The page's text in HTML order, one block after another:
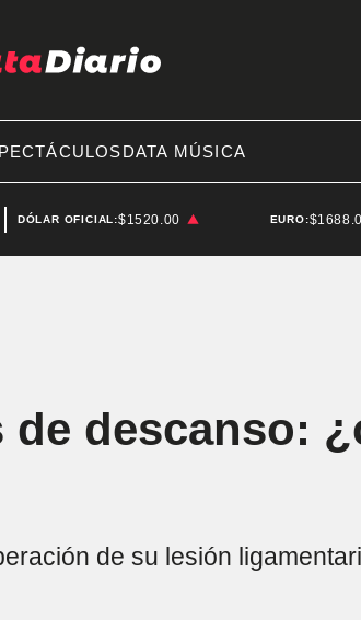
DATA MÚSICA
SENADO
DÓLAR OFICIAL:$1520.00 EURO:
descanso:
de su lesión